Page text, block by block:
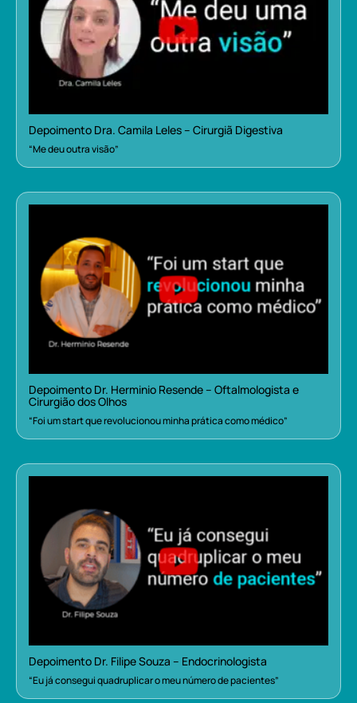
Depoimento Dra. Camila Leles – Cirurgiã Digestiva
“Me deu outra visão”
Depoimento Dr. Herminio Resende – Oftalmologista e
Cirurgião dos Olhos
“Foi um start que revolucionou minha prática como médico”
Depoimento Dr. Filipe Souza – Endocrinologista
“Eu já consegui quadruplicar o meu número de pacientes”